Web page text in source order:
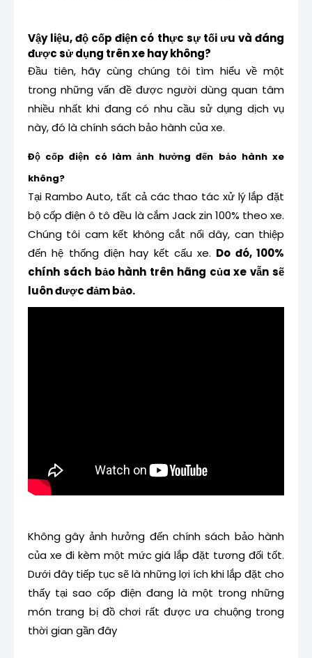
Vậy liệu,độ cốp điện có thực sự tối ưu và đáng
được sử dụng trên xe hay không?
Đầu tiên, hãy cùng chúng tôi tìm hiểu về một
trong những vấn đề được người dùng quan tâm
nhiều nhất khi đang có nhu cầu sử dụng dịch vụ
này, đó là chính sách bảo hành của xe.
Độ cốp điện có làm ảnh hưởng đến bảo hành xe
không?
Tại Rambo Auto, tất cả các thao tác xử lý lắp đặt
bộ cốp điện ô tô đều là cắm Jack zin 100% theo xe.
Chúng tôi cam kết không cắt nối dây, can thiệp
đến hệ thống điện hay kết cấu xe. Do đó, 100%
chính sách bảo hành trên hãng của xe vẫn sẽ
luôn được đảm bảo.
Không gây ảnh hưởng đến chính sách bảo hành
của xe đi kèm một mức giá lắp đặt tương đối tốt.
Dưới đây tiếp tục sẽ là những lợi ích khi lắp đặt cho
thấy tại sao cốp điện đang là một trong những
món trang bị đồ chơi rất được ưa chuộng trong
thời gian gần đây